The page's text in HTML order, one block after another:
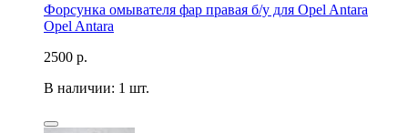
Форсунка омывателя фар правая б/у для Opel Antara
Opel Antara
2500 р.
В наличии: 1 шт.